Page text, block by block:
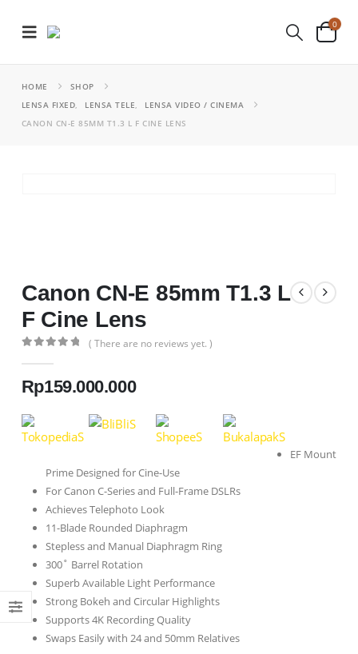
0
HOME
SHOP
LENSA FIXED, LENSA TELE,
LENSA VIDEO / CINEMA
CANON CN-E 85MM T1.3 L F CINE LENS
Canon CN-E 85mm T1.3 L
F Cine Lens
( There are no reviews yet. )
Rp159.000.000
EF Mount
Prime Designed for Cine-Use
For Canon C-Series and Full-Frame DSLRs
Achieves Telephoto Look
11-Blade Rounded Diaphragm
Stepless and Manual Diaphragm Ring
300˚ Barrel Rotation
Superb Available Light Performance
Strong Bokeh and Circular Highlights
Supports 4K Recording Quality
Swaps Easily with 24 and 50mm Relatives